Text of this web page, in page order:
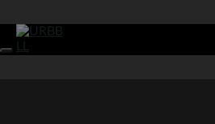
to
content